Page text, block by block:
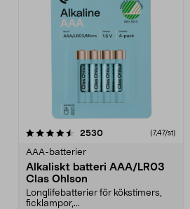
2530recensioner (7,47/st)
AAA-batterier
Alkaliskt batteri AAA/LR03
Clas Ohlson
Longlifebatterier för kökstimers,
ficklampor,...